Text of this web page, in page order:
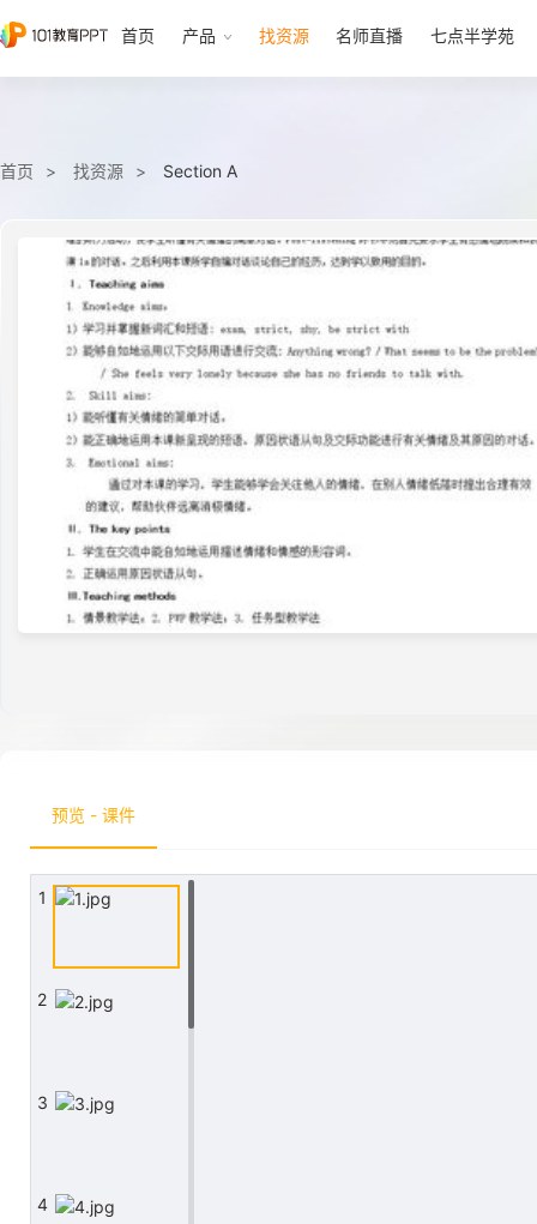
首页 产品 找资源 名师直播 七点半学苑
首页 找资源 Section A
预览 - 课件
1
2
3
4